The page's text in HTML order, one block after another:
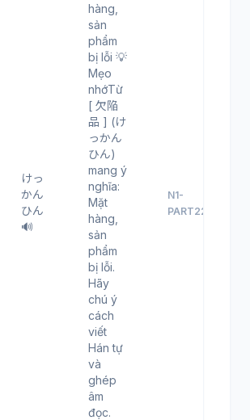
けっ
かん
ひん
🔊
hàng,
sản
phẩm
bị lỗi 💡
Mẹo
nhớTừ
[ 欠陥
品 ] (け
っかん
ひん)
mang ý
nghĩa:
Mặt
hàng,
sản
phẩm
bị lỗi.
Hãy
chú ý
cách
viết
Hán tự
và
ghép
âm
đọc.
N1-
PART22